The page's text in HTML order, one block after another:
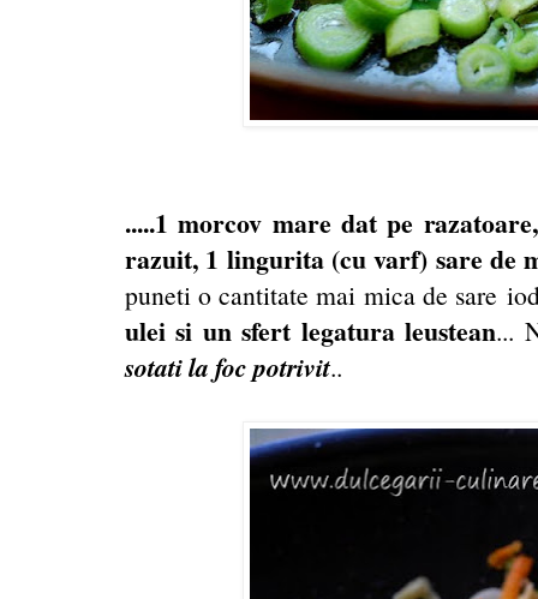
.....1 morcov mare dat pe
razuit, 1 lingurita (cu varf) sare de
puneti o cantitate mai mica de sare
ulei si un sfert legatura leustean...
sotati la foc potrivit..